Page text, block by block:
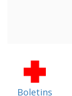
Boletins